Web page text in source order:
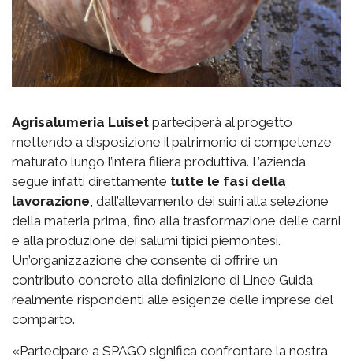
Agrisalumeria Luiset parteciperà al progetto
mettendo a disposizione il patrimonio di competenze
maturato lungo l’intera filiera produttiva. L’azienda
segue infatti direttamente tutte le fasi della
lavorazione , dall’allevamento dei suini alla selezione
della materia prima, fino alla trasformazione delle carni
e alla produzione dei salumi tipici piemontesi.
Un’organizzazione che consente di offrire un
contributo concreto alla definizione di Linee Guida
realmente rispondenti alle esigenze delle imprese del
comparto.
«Partecipare a SPAGO significa confrontare la nostra